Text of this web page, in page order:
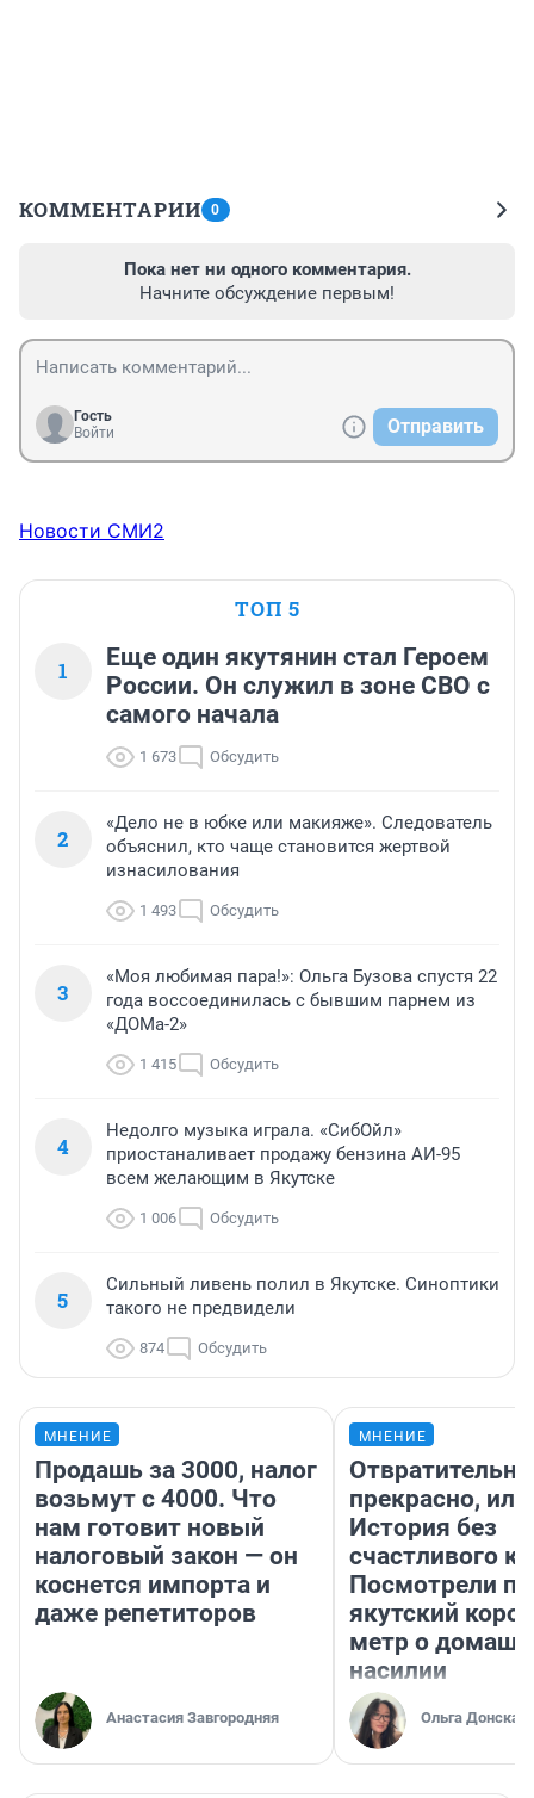
КОММЕНТАРИИ 0
Пока нет ни одного комментария.
Начните обсуждение первым!
Гость
Войти
Отправить
Новости СМИ2
ТОП 5
1
Еще один якутянин стал Героем
России. Он служил в зоне СВО с
самого начала
1 673 Обсудить
2
«Дело не в юбке или макияже». Следователь
объяснил, кто чаще становится жертвой
изнасилования
1 493 Обсудить
3
«Моя любимая пара!»: Ольга Бузова спустя 22
года воссоединилась с бывшим парнем из
«ДОМа-2»
1 415 Обсудить
4
Недолго музыка играла. «СибОйл»
приостаналивает продажу бензина АИ-95
всем желающим в Якутске
1 006 Обсудить
5
Сильный ливень полил в Якутске. Синоптики
такого не предвидели
874 Обсудить
МНЕНИЕ
Продашь за 3000, налог
возьмут с 4000. Что
нам готовит новый
налоговый закон — он
коснется импорта и
даже репетиторов
Анастасия Завгородняя
МНЕНИЕ
Отвратительно
прекрасно, или
История без
счастливого
Посмотрели
якутский
метр о
насилии
Ольга Донская